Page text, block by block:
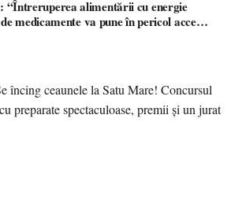
“Întreruperea alimentării cu energie
medicamente va pune în pericol accesul